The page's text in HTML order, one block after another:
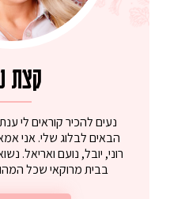
קצת
נעים להכיר קוראים לי
רוני, יובל, נועם ואריאל.
בבית מרוקאי שכל